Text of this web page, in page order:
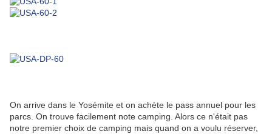
On arrive dans le Yosémite et on achète le pass annuel pour les
parcs. On trouve facilement note camping. Alors ce n'était pas
notre premier choix de camping mais quand on a voulu réserver,